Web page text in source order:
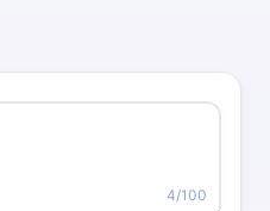
4/100